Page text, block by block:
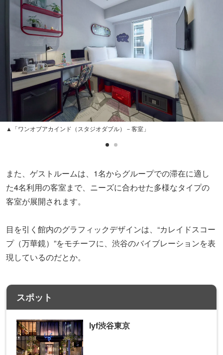
▲「ワンオブアカインド（スタジオダブル）－客室」
また、ゲストルームは、1名からグループでの滞在に適し
た4名利用の客室まで、ニーズに合わせた多様なタイプの
客室が展開されます。
目を引く館内のグラフィックデザインは、“カレイドスコー
プ（万華鏡）”をモチーフに、渋谷のバイブレーションを表
現しているのだとか。
スポット
lyf渋谷東京